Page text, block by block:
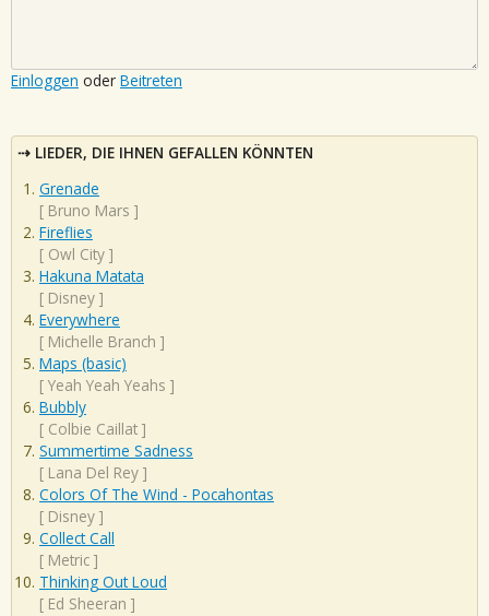
Einloggen oder Beitreten
LIEDER, DIE IHNEN GEFALLEN KÖNNTEN
Grenade
[ Bruno Mars ]
Fireflies
[ Owl City ]
Hakuna Matata
[ Disney ]
Everywhere
[ Michelle Branch ]
Maps (basic)
[ Yeah Yeah Yeahs ]
Bubbly
[ Colbie Caillat ]
Summertime Sadness
[ Lana Del Rey ]
Colors Of The Wind - Pocahontas
[ Disney ]
Collect Call
[ Metric ]
Thinking Out Loud
[ Ed Sheeran ]